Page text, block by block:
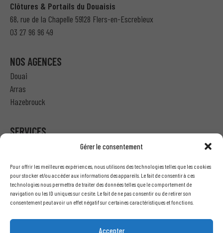
Gérer le consentement
Pour offrir les meilleures expériences, nous utilisons des technologies telles que les cookies
pour stocker et/ou accéder aux informations des appareils. Le fait de consentir à ces
technologies nous permettra de traiter des données telles que le comportement de
navigation ou les ID uniques sur ce site. Le fait de ne pas consentir ou de retirer son
consentement peut avoir un effet négatif sur certaines caractéristiques et fonctions.
Accepter
Clôtures & Portails du Douaisis
68, rue de la Chapelle 59128 Flers-en-Escrebieux
03 27 96 96 49
NOS AGENCES
Douai
Arras
Hazebrouck
SERVICES
Professionnel – J’ai besoin d’un devis
Nous écrire
Recrutement